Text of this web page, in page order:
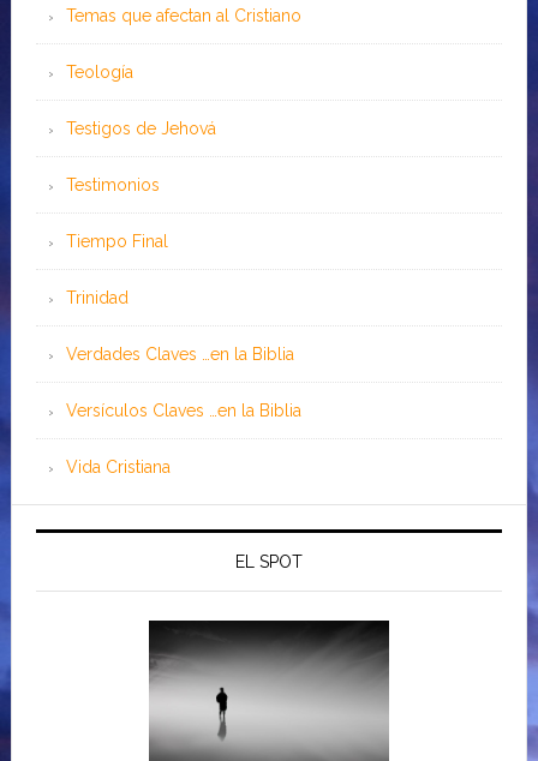
Temas que afectan al Cristiano
Teología
Testigos de Jehová
Testimonios
Tiempo Final
Trinidad
Verdades Claves …en la Biblia
Versículos Claves …en la Biblia
Vida Cristiana
EL SPOT